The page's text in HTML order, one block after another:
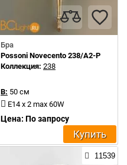
Бра
Possoni Novecento 238/A2-P
Коллекция: 238
В: 50 см
E14 x 2 max 60W
Цена: По запросу
Купить
11539